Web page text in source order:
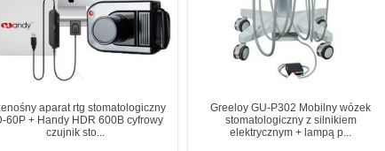
aparat rtg stomatologiczny
60P + Handy HDR 600B cyfrowy
czujnik sto...
Greeloy GU-P302 Mobilny wózek
stomatologiczny z silnikiem
elektrycznym + lampą p...